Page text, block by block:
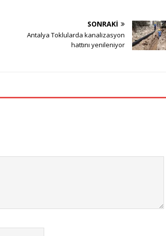
SONRAKI
Antalya Toklularda kanalizasyon
hattını yenileniyor